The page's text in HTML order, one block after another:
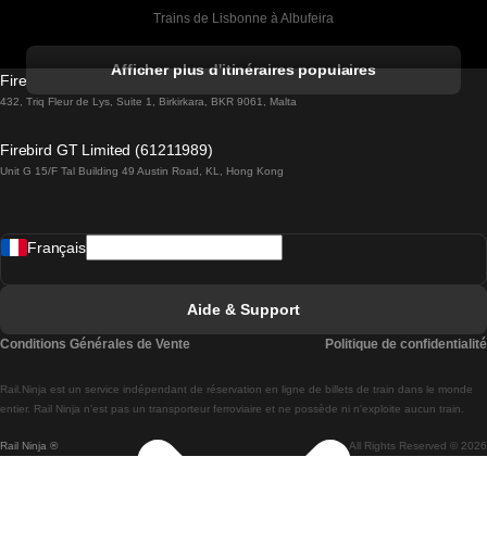
Trains de Lisbonne à Albufeira
Trains de Lisbonne à Lagos
Trains de Lisbonne à Madrid
Trains de Lisbonne à Braga
Trains de Braga à Lisbonne
Afficher plus d'itinéraires populaires
Firebird GT Limited (OC 1451)
432, Triq Fleur de Lys, Suite 1, Birkirkara, BKR 9061, Malta
Firebird GT Limited (61211989)
Unit G 15/F Tal Building 49 Austin Road, KL, Hong Kong
Rail Ninja ® All Rights Reserved © 2026
Rail.Ninja est un service indépendant de réservation en ligne de billets de train dans le monde
entier. Rail Ninja n'est pas un transporteur ferroviaire et ne possède ni n'exploite aucun train.
Français
Aide & Support
Conditions Générales de Vente Politique de confidentialité